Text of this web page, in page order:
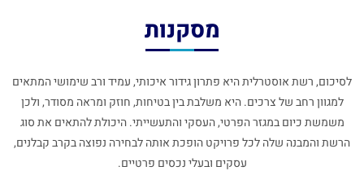
מסקנות
לסיכום, רשת אוסטרלית היא פתרון גידור איכותי, עמיד ורב שימושי המתאים
למגוון רחב של צרכים. היא משלבת בין בטיחות, חוזק ומראה מסודר, ולכן
משמשת כיום במגזר הפרטי, העסקי והתעשייתי. היכולת להתאים את סוג
הרשת והמבנה שלה לכל פרויקט הופכת אותה לבחירה נפוצה בקרב קבלנים,
עסקים ובעלי נכסים פרטיים.